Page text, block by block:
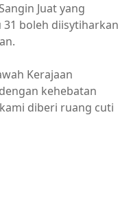
Juat yang
boleh diisytiharkan
Kerajaan
kehebatan
diberi ruang cuti